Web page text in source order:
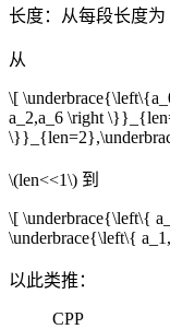
长度：从每段长度为
从
\[
a_2,a_6 \right
\(len<<1\) 到
\[ \underbrace{\left\{
\underbrace{\left\{
以此类推：
CPP